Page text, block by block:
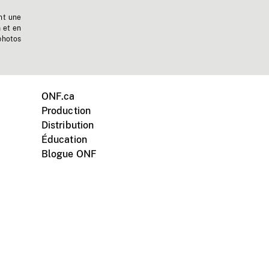
une
et en
ONF.ca
Production
Distribution
Éducation
Blogue ONF